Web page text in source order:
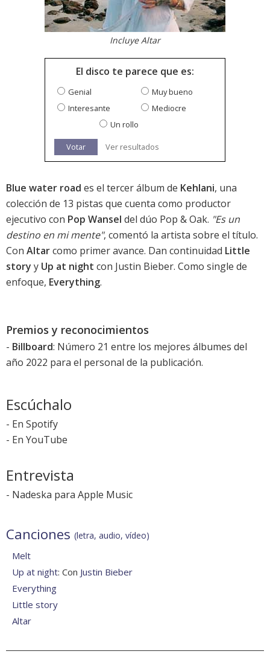
Incluye Altar
El disco te parece que es:
Genial
Muy bueno
Interesante
Mediocre
Un rollo
Votar Ver resultados
Blue water road es el tercer álbum de Kehlani, una
colección de 13 pistas que cuenta como productor
ejecutivo con Pop Wansel del dúo Pop & Oak. "Es un
destino en mi mente", comentó la artista sobre el título.
Con Altarcomo primer avance. Dan continuidad Little
story y Up at night con Justin Bieber. Como single de
enfoque, Everything.
Premios y reconocimientos
- Billboard: Número 21 entre los mejores álbumes del
año 2022 para el personal de la publicación.
Escúchalo
- En Spotify
- En YouTube
Entrevista
- Nadeska para Apple Music
Canciones (letra, audio, vídeo)
Melt
Up at night: Con Justin Bieber
Everything
Little story
Altar